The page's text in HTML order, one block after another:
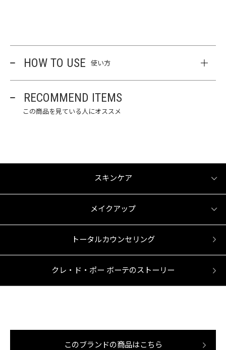
HOW TO USE 使い方
RECOMMEND ITEMS
この商品を見ている人にオススメ
スキンケア
メイクアップ
トータルカウンセリング
クレ・ド・ポー ボーテのストーリー
このブランドの商品はこちら